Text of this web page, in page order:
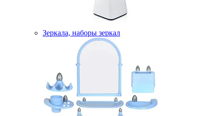
Зеркала, наборы зеркал